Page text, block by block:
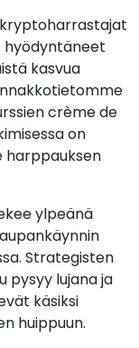
kryptoharrastajat
hyödyntäneet
kasvua
crème de
on
harppauksen
ylpeänä
Strategisten
lujana ja
käsiksi
huippuun.